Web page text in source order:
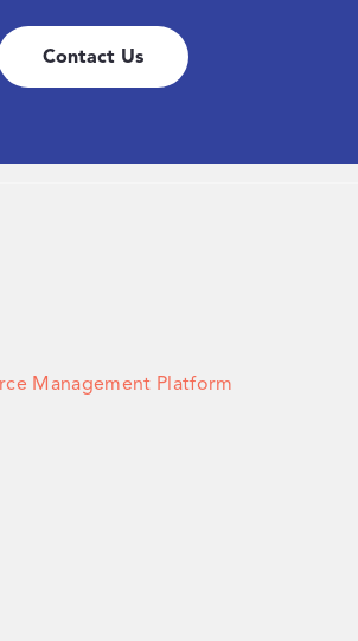
Contact Us
Management Platform